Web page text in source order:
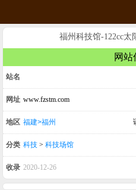
福州科技馆-122cc
网站
站名
网址 www.fzstm.com
地区 福建>福州
分类 科技 > 科技场馆
收录 2020-12-26